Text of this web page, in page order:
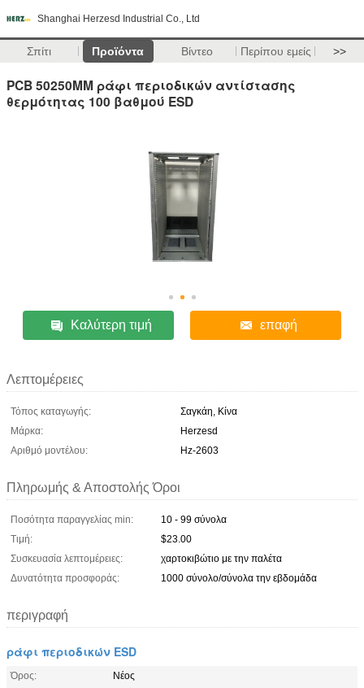
Shanghai Herzesd Industrial Co., Ltd
Σπίτι Προϊόντα Βίντεο Περίπου εμείς >>
PCB 50250MM ράφι περιοδικών αντίστασης
θερμότητας 100 βαθμού ESD
Καλύτερη τιμή επαφή
Λεπτομέρειες
Τόπος καταγωγής:
Σαγκάη, Κίνα
Μάρκα:
Herzesd
Αριθμό μοντέλου:
Hz-2603
Πληρωμής & Αποστολής Όροι
Ποσότητα παραγγελίας min:
10 - 99 σύνολα
Τιμή:
$23.00
Συσκευασία λεπτομέρειες:
χαρτοκιβώτιο με την παλέτα
Δυνατότητα προσφοράς:
1000 σύνολο/σύνολα την εβδομάδα
περιγραφή
ράφι περιοδικών ESD
Όρος:
Νέος